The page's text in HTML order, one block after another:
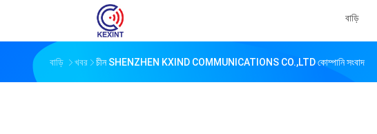
বাড়ি
বাড়ি খবর চীন SHENZHEN KXIND COMMUNICATIONS CO.,LTD কোম্পানি সংবাদ